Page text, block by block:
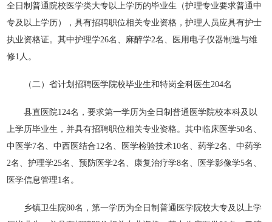
全日制普通院校医学类大专以上学历的毕业生（护理专业要求普通中
专及以上学历），具有招聘职位相关专业资格，护理人员应具有护士
执业资格证。其中护理学26名、麻醉学2名、医用电子仪器制造与维
修1人。
（二）省计划招聘医学院校毕业生和特岗全科医生204名
县直医院124名，要求第一学历为全日制普通医学院校本科及以
上学历毕业生，并具有招聘职位相关专业资格。其中临床医学50名、
中医学7名、中西医结合12名、医学检验技术10名、药学2名、中药学
2名、护理学25名、预防医学2名、康复治疗学8名、医学影像学5名、
医学信息管理1名。
乡镇卫生院80名，第一学历为全日制普通医学院校大专及以上学